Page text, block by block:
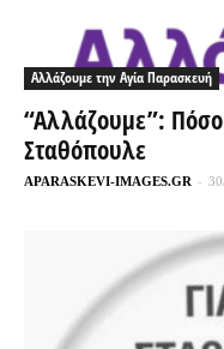
Αλλάζουμε την Αγία Παρασκευή
“Aλλάζουμε”:
Σταθόπουλε
APARASKEVI-IMAGES.GR -